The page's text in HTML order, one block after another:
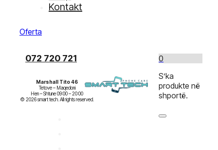
Kontakt
Oferta
072 720 721
Marshall Tito 46
Tetove – Maqedoni
Hen – Shtune 09:00 – 20:00
0
S’ka
produkte në
shportë.